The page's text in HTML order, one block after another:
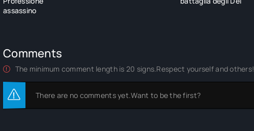
assassino
Comments
The minimum comment length is 20 signs.Respect yourself and others!
There are no comments yet.Want to be the first?